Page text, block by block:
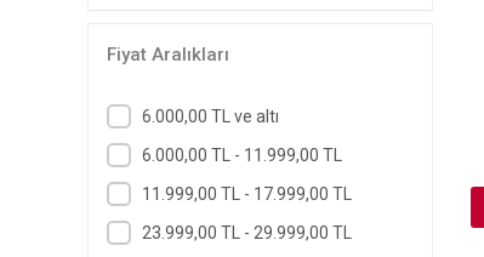
Fiyat Aralıkları
6.000,00 TL ve altı
6.000,00 TL - 11.999,00 TL
11.999,00 TL - 17.999,00 TL
23.999,00 TL - 29.999,00 TL